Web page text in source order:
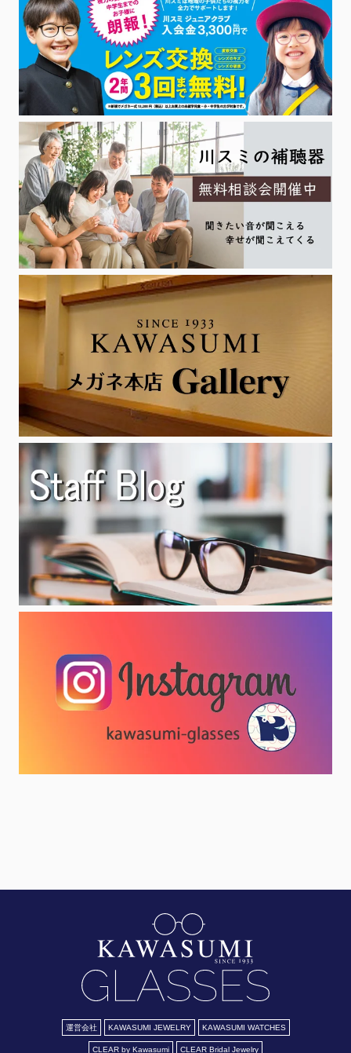
運営会社 KAWASUMI JEWELRY KAWASUMI WATCHES
CLEAR by Kawasumi CLEAR Bridal Jewelry